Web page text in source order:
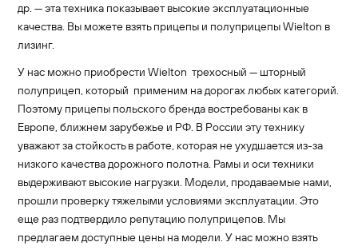
др. — эта техника показывает высокие эксплуатационные
качества. Вы можете взять прицепы и полуприцепы Wielton в
лизинг.
У нас можно приобрести Wielton трехосный — шторный
полуприцеп, который применим на дорогах любых категорий.
Поэтому прицепы польского бренда востребованы как в
Европе, ближнем зарубежье и РФ. В России эту технику
уважают за стойкость в работе, которая не ухудшается из-за
низкого качества дорожного полотна. Рамы и оси техники
выдерживают высокие нагрузки. Модели, продаваемые нами,
прошли проверку тяжелыми условиями эксплуатации. Это
еще раз подтвердило репутацию полуприцепов. Мы
предлагаем доступные цены на модели. У нас можно взять